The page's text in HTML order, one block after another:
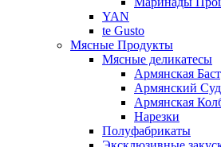
YAN
te Gusto
Мясные Продукты
Мясные деликатесы
Армянская
Армянский
Армянская
Нарезки
Полуфабрикаты